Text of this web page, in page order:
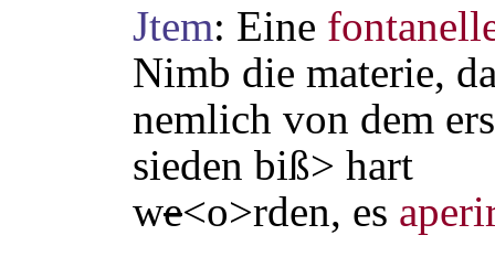
Jtem: Eine
Nimb die materie,
nemlich von dem
sieden biß> hart
we<o>rden, es